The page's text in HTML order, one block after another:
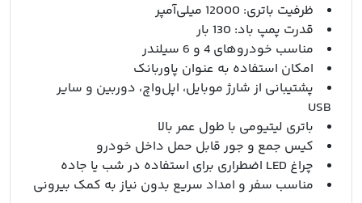
ظرفیت باتری: 12000 میلی‌آمپر
قدرت پمپ باد: 130 بار
مناسب خودروهای 4 و 6 سیلندر
امکان استفاده به عنوان پاوربانک
پشتیبانی از شارژ موبایل، اپل‌واچ، دوربین و سایر
USB
باتری لیتیومی با طول عمر بالا
کیس جمع‌ و جور قابل حمل داخل خودرو
چراغ LED اضطراری برای استفاده در شب یا جاده
مناسب سفر و امداد سریع بدون نیاز به کمک بیرونی